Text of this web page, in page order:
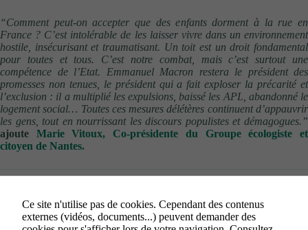
“Comment peut-on accepter que des enfants dorment à la rue en
France ? C’est intolérable de les laisser vivre dans un environnement
hostile, insécurisant et traumatisant. Un toit est un droit fondamental
pour toutes et tous. C’est notre combat, mais c’est surtout une
compétence de l’Etat. Emmanuel Macron restera le président des
promesses non tenues, le président qui a fait exploser la précarité et
l’exclusion : il a multiplié les expulsions, baissé les APL, abandonné le
logement social… Toutes ces mesures délétères continuent d’appauvrir
les gens, tout en nourrissant les discours populistes et démagogues.”
ajoute Marie Vitoux, Co-présidente du Groupe écologiste et
citoyen de Nantes.
d’enfants, vivant à la rue. L’une des actions que nous défendons au
sein de la majorité nantaise est donc de mettre rapidement en place une
Ce site n'utilise pas de cookies. Cependant des contenus
externes (vidéos, documents...) peuvent demander des